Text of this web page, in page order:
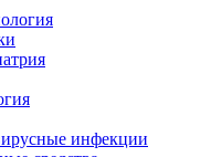
инфекции